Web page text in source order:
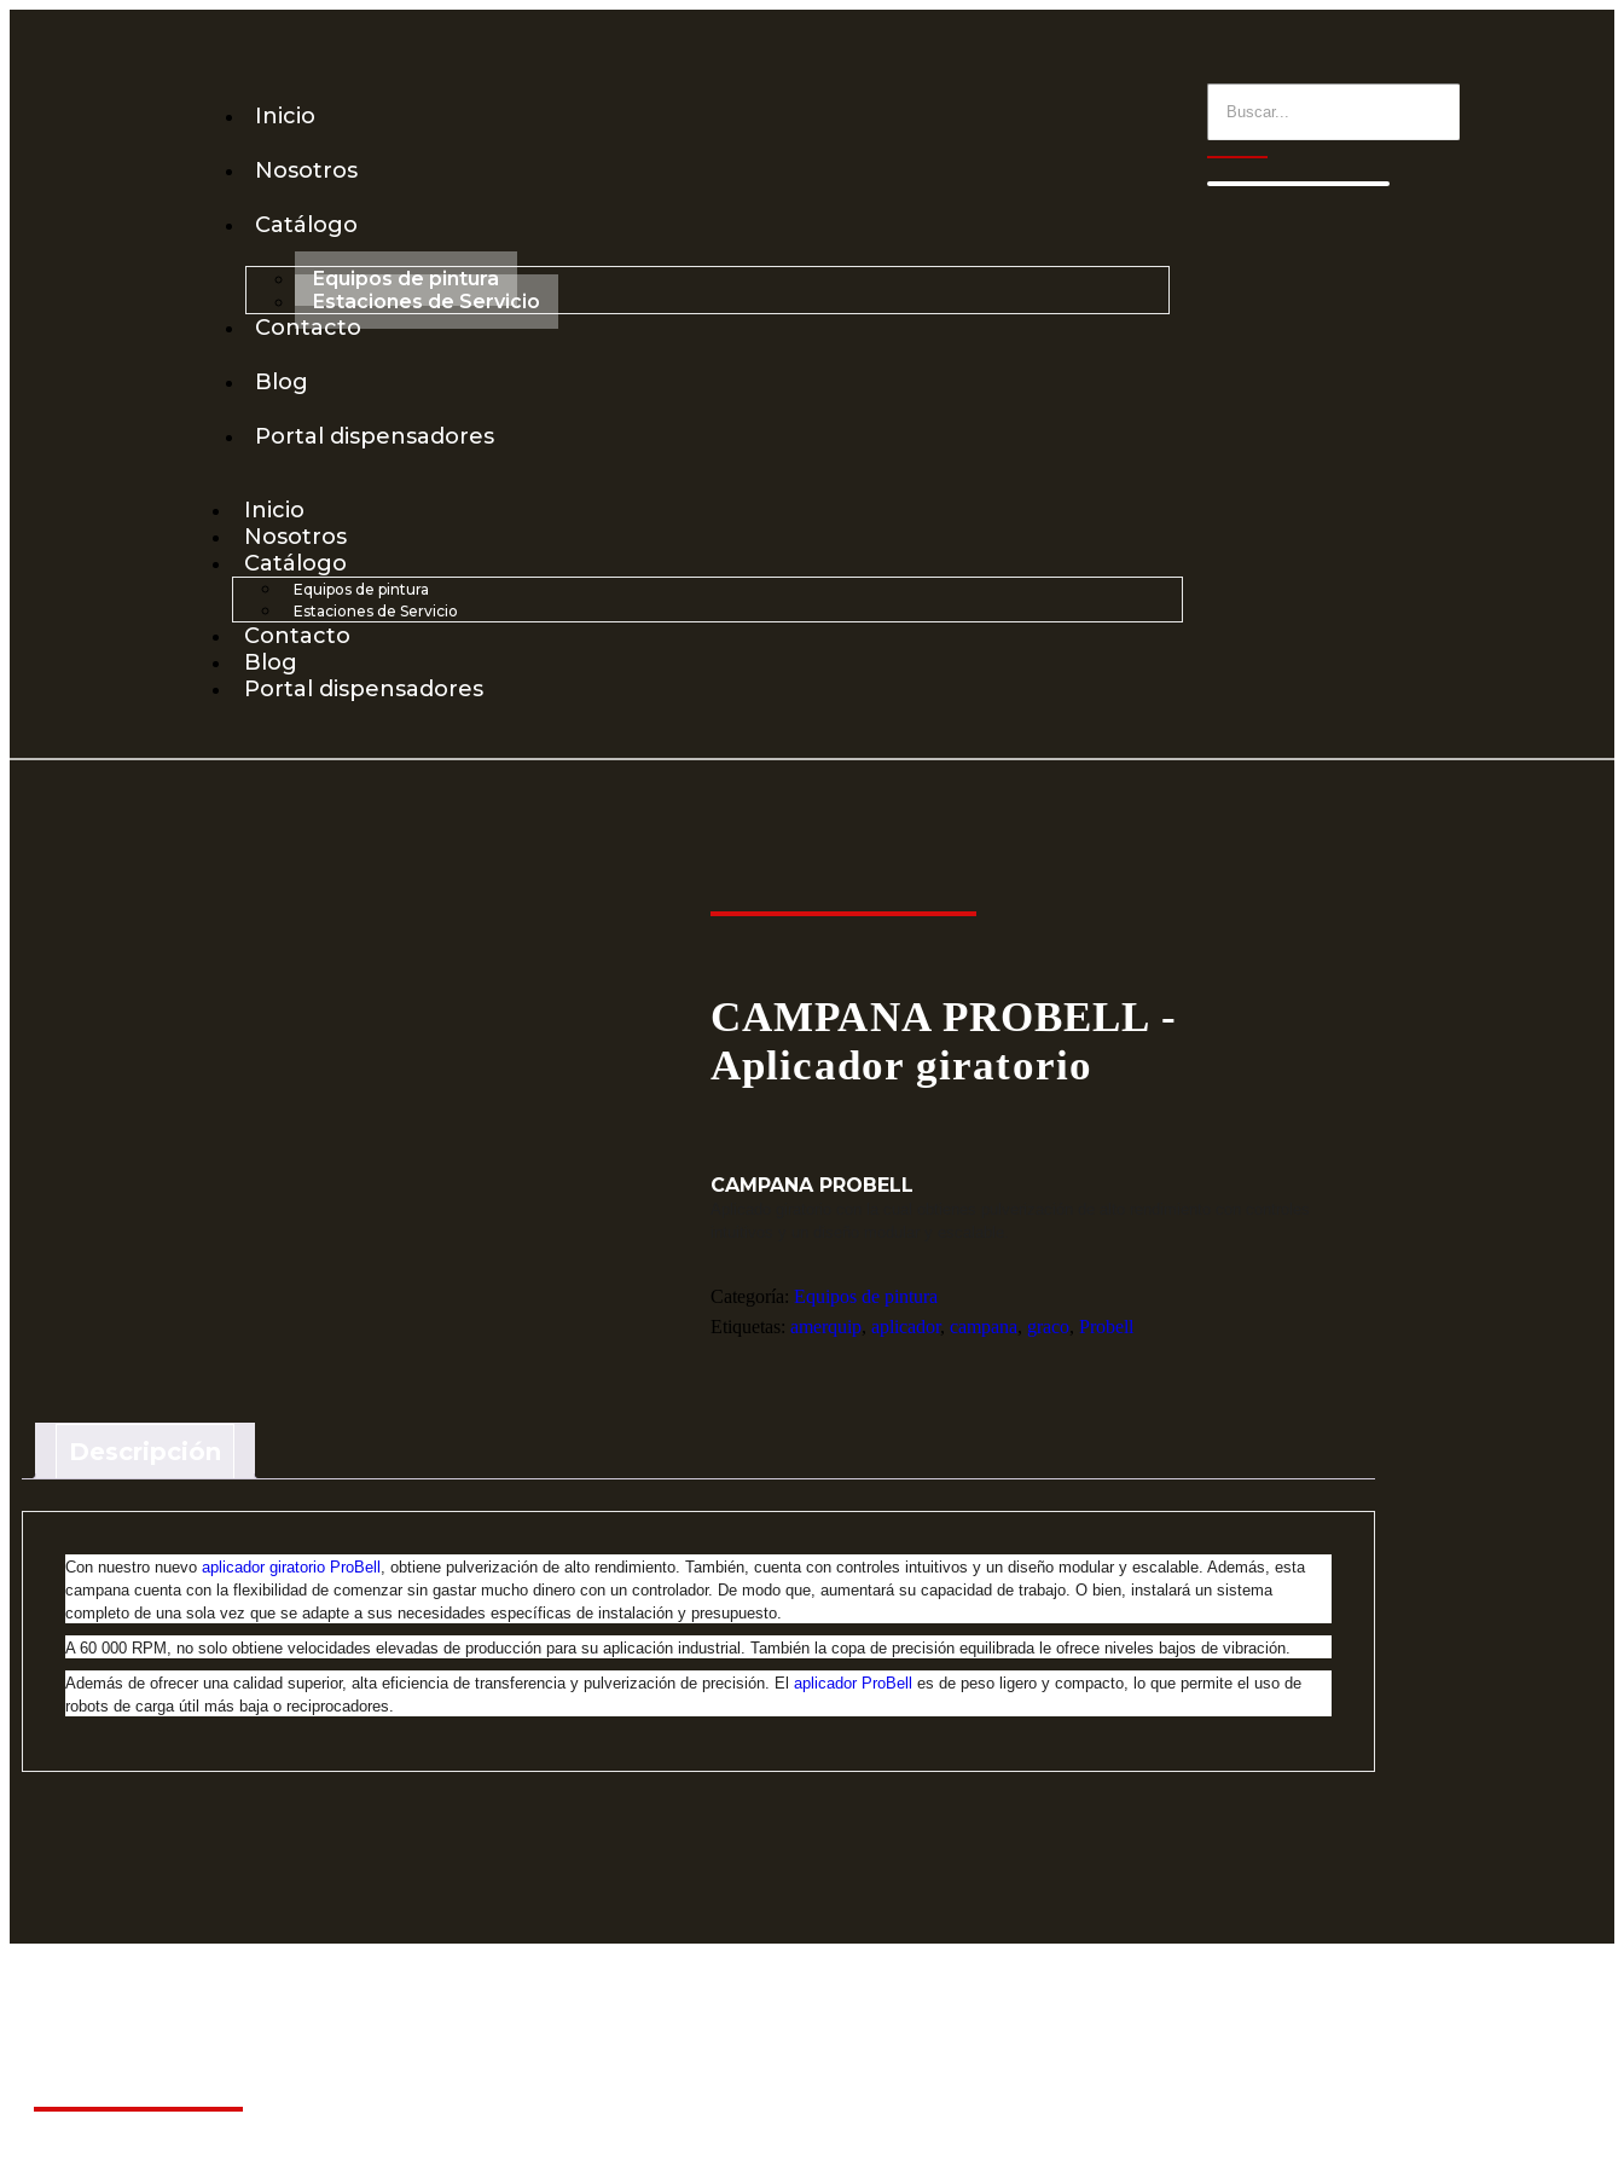
Inicio
Nosotros
Catálogo
Equipos de pintura
Estaciones de Servicio
Contacto
Blog
Portal dispensadores
Inicio
Nosotros
Catálogo
Equipos de pintura
Estaciones de Servicio
Contacto
Blog
Portal dispensadores
CAMPANA PROBELL -
Aplicador giratorio
CAMPANA PROBELL
Categoría: Equipos de pintura
Etiquetas: amerquip, aplicador, campana, graco, Probell
Con nuestro nuevo aplicador giratorio ProBell
, obtiene pulverización de alto rendimiento. También, cuenta con controles intuitivos y un diseño modular y escalable. Además, esta
campana cuenta con la flexibilidad de comenzar sin gastar mucho dinero con un controlador. De modo que, aumentará su capacidad de trabajo. O bien, instalará un sistema
completo de una sola vez que se adapte a sus necesidades específicas de instalación y presupuesto.
A 60 000 RPM, no solo obtiene velocidades elevadas de producción para su aplicación industrial. También la copa de precisión equilibrada le ofrece niveles bajos de vibración.
Además de ofrecer una calidad superior, alta eficiencia de transferencia y pulverización de precisión. El aplicador ProBell
es de peso ligero y compacto, lo que permite el uso de
robots de carga útil más baja o reciprocadores.